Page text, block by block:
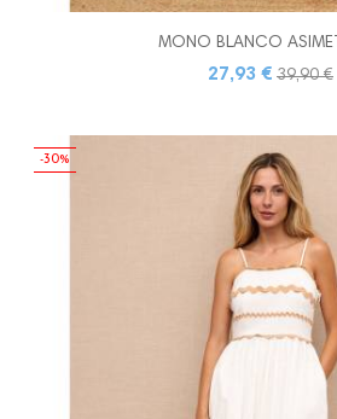
MONO BLANCO
27,93 € 39,90 €
-30%